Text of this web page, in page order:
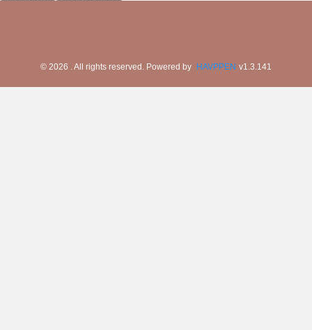
© 2026 . All rights reserved. Powered by HAVPPEN v1.3.141